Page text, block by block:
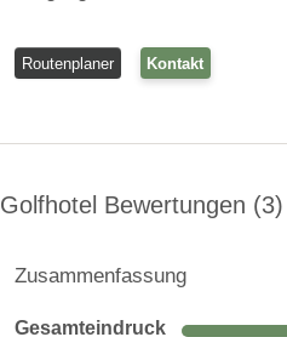
Einzelzimmer Stammhaus
Einzelzimmer im
Routenplaner Kontakt
Golfhotel Bewertungen 3
Zusammenfassung
Gesamteindruck